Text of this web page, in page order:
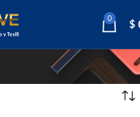
0 $